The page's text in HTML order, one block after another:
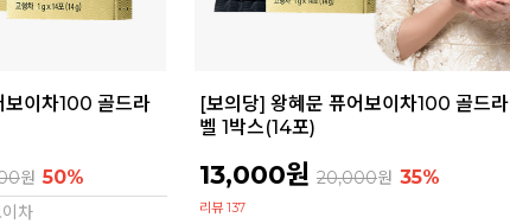
보이차100 골드라
원 50%
차
[보의당] 왕혜문 퓨어보이차100 골드라
벨 1박스(14포)
13,000원 20,000원 35%
리뷰 137